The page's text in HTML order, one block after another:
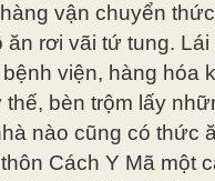
vận chuyển
ăn rơi vãi tứ tung.
viện, hàng hóa
bèn trộm lấy
nào cũng có thức
Cách Y Mã một